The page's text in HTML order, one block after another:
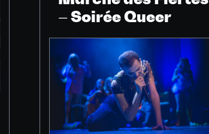
– Soirée Queer